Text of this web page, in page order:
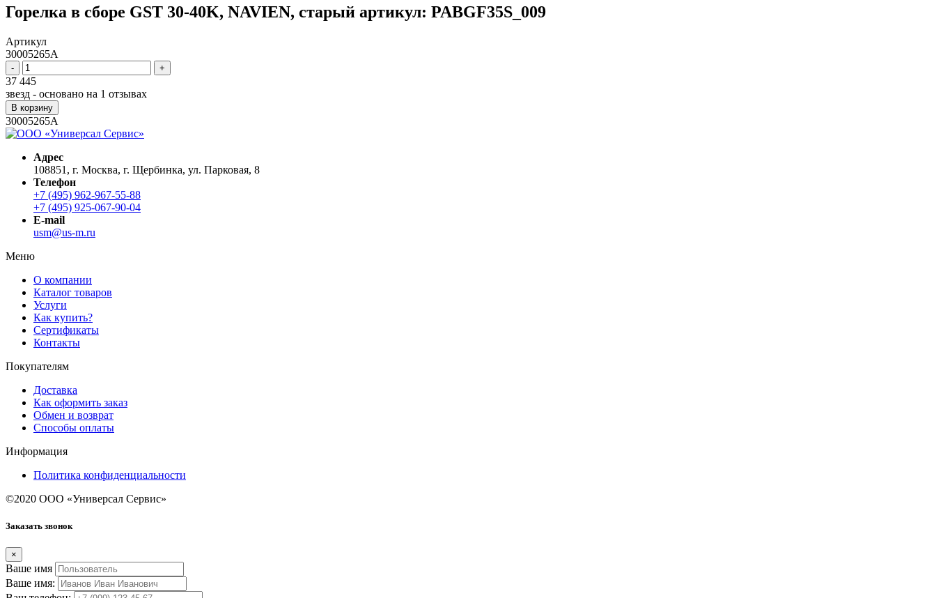
Горелка в сборе GST 30-40K, NAVIEN, старый артикул: PABGF35S_009
Артикул
30005265A
- +
37 445
звезд - основано на 1 отзывах
В корзину
30005265A
Адрес
108851, г. Москва, г. Щербинка, ул. Парковая, 8
Телефон
+7 (495) 962-967-55-88
+7 (495) 925-067-90-04
E-mail
usm@us-m.ru
Меню
О компании
Каталог товаров
Услуги
Как купить?
Сертификаты
Контакты
Покупателям
Доставка
Как оформить заказ
Обмен и возврат
Способы оплаты
Информация
Политика конфиденциальности
©2020 ООО «Универсал Сервис»
Заказать звонок
×
Ваше имя
Ваше имя: